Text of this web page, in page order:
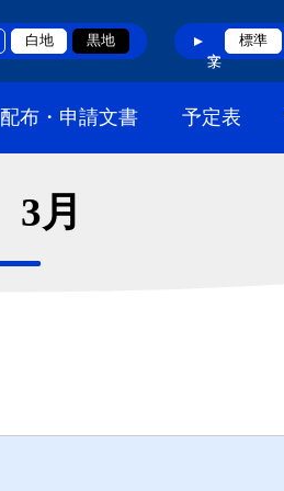
白地 黒地 標準
配布・申請文書 予定表
3月